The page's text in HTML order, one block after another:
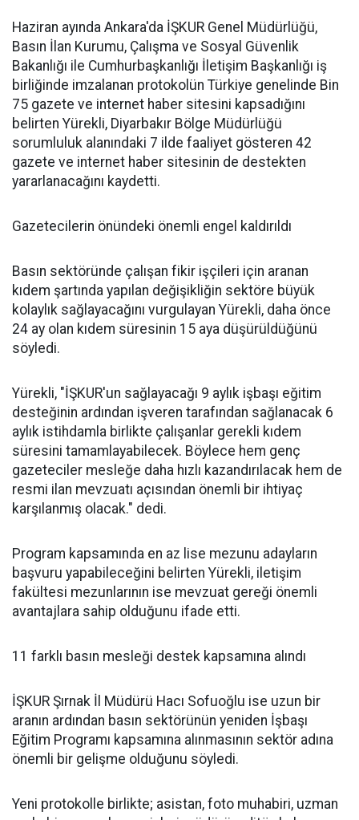
Haziran ayında Ankara'da İŞKUR Genel Müdürlüğü,
Basın İlan Kurumu, Çalışma ve Sosyal Güvenlik
Bakanlığı ile Cumhurbaşkanlığı İletişim Başkanlığı iş
birliğinde imzalanan protokolün Türkiye genelinde Bin
75 gazete ve internet haber sitesini kapsadığını
belirten Yürekli, Diyarbakır Bölge Müdürlüğü
sorumluluk alanındaki 7 ilde faaliyet gösteren 42
gazete ve internet haber sitesinin de destekten
yararlanacağını kaydetti.
Gazetecilerin önündeki önemli engel kaldırıldı
Basın sektöründe çalışan fikir işçileri için aranan
kıdem şartında yapılan değişikliğin sektöre büyük
kolaylık sağlayacağını vurgulayan Yürekli, daha önce
24 ay olan kıdem süresinin 15 aya düşürüldüğünü
söyledi.
Yürekli, "İŞKUR'un sağlayacağı 9 aylık işbaşı eğitim
desteğinin ardından işveren tarafından sağlanacak 6
aylık istihdamla birlikte çalışanlar gerekli kıdem
süresini tamamlayabilecek. Böylece hem genç
gazeteciler mesleğe daha hızlı kazandırılacak hem de
resmi ilan mevzuatı açısından önemli bir ihtiyaç
karşılanmış olacak." dedi.
Program kapsamında en az lise mezunu adayların
başvuru yapabileceğini belirten Yürekli, iletişim
fakültesi mezunlarının ise mevzuat gereği önemli
avantajlara sahip olduğunu ifade etti.
11 farklı basın mesleği destek kapsamına alındı
İŞKUR Şırnak İl Müdürü Hacı Sofuoğlu ise uzun bir
aranın ardından basın sektörünün yeniden İşbaşı
Eğitim Programı kapsamına alınmasının sektör adına
önemli bir gelişme olduğunu söyledi.
Yeni protokolle birlikte; asistan, foto muhabiri, uzman